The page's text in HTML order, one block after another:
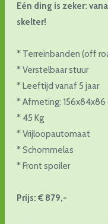
Eén ding is zeker:
skelter!
* Terreinbanden (off
* Verstelbaar stuur
* Leeftijd vanaf 5 jaar
* Afmeting: 156x84x86
* 45 Kg
* Vrijloopautomaat
* Schommelas
* Front spoiler
Prijs: € 879,-